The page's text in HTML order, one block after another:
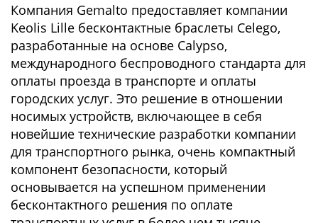
Компания Gemalto предоставляет компании
Keolis Lille бесконтактные браслеты Celego,
разработанные на основе Calypso,
международного беспроводного стандарта для
оплаты проезда в транспорте и оплаты
городских услуг. Это решение в отношении
носимых устройств, включающее в себя
новейшие технические разработки компании
для транспортного рынка, очень компактный
компонент безопасности, который
основывается на успешном применении
бесконтактного решения по оплате